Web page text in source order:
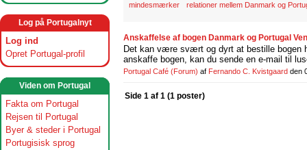
Log på Portugalnyt
Log ind
Opret Portugal-profil
Viden om Portugal
Fakta om Portugal
Rejsen til Portugal
Byer & steder i Portugal
Portugisisk sprog
mindesmærker relationer mellem Danmark og
Anskaffelse af bogen Danmark og Portugal
Det kan være svært og dyrt at bestille bogen
anskaffe bogen, kan du sende en e-mail til
Portugal Café (Forum) af Fernando C. Kvistgaard den
Side 1 af 1 (1 poster)